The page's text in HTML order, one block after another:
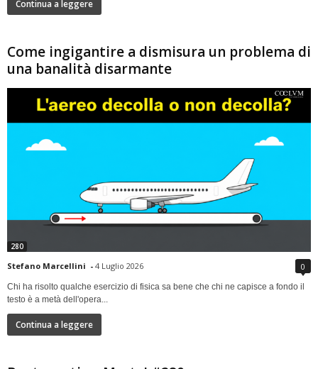
Continua a leggere
Come ingigantire a dismisura un problema di
una banalità disarmante
280
Stefano Marcellini - 4 Luglio 2026 0
Chi ha risolto qualche esercizio di fisica sa bene che chi ne capisce a fondo il
testo è a metà dell'opera...
Continua a leggere